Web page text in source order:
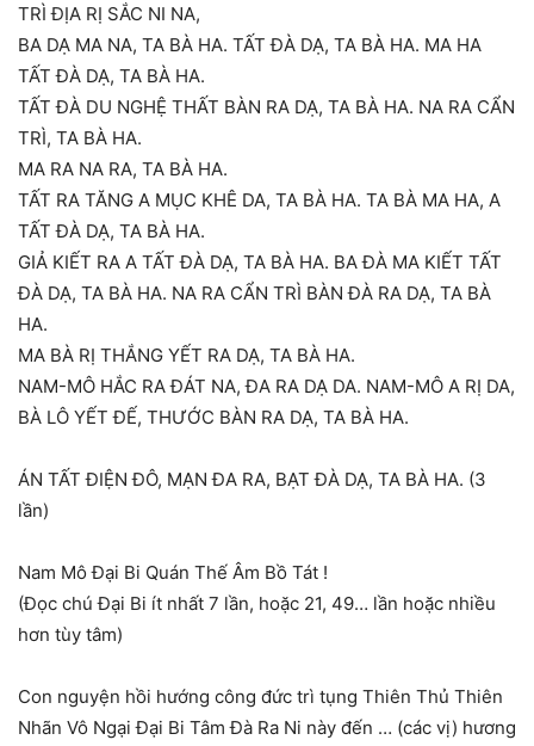
TRÌ ĐỊA RỊ SẮC NI NA,
BA DẠ MA NA, TA BÀ HA. TẤT ĐÀ DẠ, TA BÀ HA. MA HA
TẤT ĐÀ DẠ, TA BÀ HA.
TẤT ĐÀ DU NGHỆ THẤT BÀN RA DẠ, TA BÀ HA. NA RA CẨN
TRÌ, TA BÀ HA.
MA RA NA RA, TA BÀ HA.
TẤT RA TĂNG A MỤC KHÊ DA, TA BÀ HA. TA BÀ MA HA, A
TẤT ĐÀ DẠ, TA BÀ HA.
GIẢ KIẾT RA A TẤT ĐÀ DẠ, TA BÀ HA. BA ĐÀ MA KIẾT TẤT
ĐÀ DẠ, TA BÀ HA. NA RA CẨN TRÌ BÀN ĐÀ RA DẠ, TA BÀ
HA.
MA BÀ RỊ THẮNG YẾT RA DẠ, TA BÀ HA.
NAM-MÔ HẮC RA ĐÁT NA, ĐA RA DẠ DA. NAM-MÔ A RỊ DA,
BÀ LÔ YẾT ĐẾ, THƯỚC BÀN RA DẠ, TA BÀ HA.
ÁN TẤT ĐIỆN ĐÔ, MẠN ĐA RA, BẠT ĐÀ DẠ, TA BÀ HA. (3
lần)
Nam Mô Đại Bi Quán Thế Âm Bồ Tát !
(Đọc chú Đại Bi ít nhất 7 lần, hoặc 21, 49… lần hoặc nhiều
hơn tùy tâm)
Con nguyện hồi hướng công đức trì tụng Thiên Thủ Thiên
Nhãn Vô Ngại Đại Bi Tâm Đà Ra Ni này đến … (các vị) hương